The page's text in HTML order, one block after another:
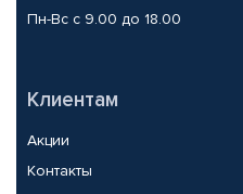
Пн-Вс с 9.00 до 18.00
Клиентам
Акции
Контакты